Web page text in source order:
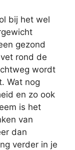
bij het wel
gezond
rond de
wordt
Wat nog
en zo ook
is het
van
dan
verder in je